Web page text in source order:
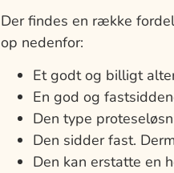
Der findes en række
op nedenfor:
Et godt og billigt
En god og
Den type
Den sidder fast.
Den kan erstatte en